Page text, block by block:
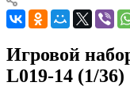
Игровой
L019-14 (1/36)